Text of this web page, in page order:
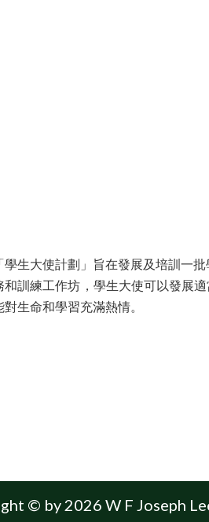
學生大使計劃」旨在發展及培訓一
和訓練工作坊，學生大使可以發展
對生命和學習充滿熱情。
© by 2026 W F Joseph